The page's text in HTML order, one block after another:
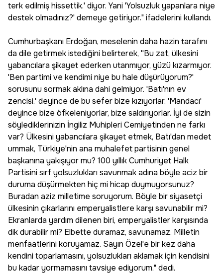
terk edilmiş hissettik.' diyor. Yani 'Yolsuzluk yapanlara niye
destek olmadınız?' demeye getiriyor." ifadelerini kullandı.
Cumhurbaşkanı Erdoğan, meselenin daha hazin tarafını
da dile getirmek istediğini belirterek, ''Bu zat, ülkesini
yabancılara şikayet ederken utanmıyor, yüzü kızarmıyor.
'Ben partimi ve kendimi niye bu hale düşürüyorum?'
sorusunu sormak aklına dahi gelmiyor. 'Batı'nın ev
zencisi.' deyince de bu sefer bize kızıyorlar. 'Mandacı'
deyince bize öfkeleniyorlar, bize saldırıyorlar. İyi de sizin
söylediklerinizin İngiliz Muhipleri Cemiyetinden ne farkı
var? Ülkesini yabancılara şikayet etmek, Batı'dan medet
ummak, Türkiye'nin ana muhalefet partisinin genel
başkanına yakışıyor mu? 100 yıllık Cumhuriyet Halk
Partisini sırf yolsuzlukları savunmak adına böyle aciz bir
duruma düşürmekten hiç mi hicap duymuyorsunuz?
Buradan aziz milletime soruyorum. Böyle bir siyasetçi
ülkesinin çıkarlarını emperyalistlere karşı savunabilir mi?
Ekranlarda yardım dilenen biri, emperyalistler karşısında
dik durabilir mi? Elbette duramaz, savunamaz. Milletin
menfaatlerini koruyamaz. Sayın Özel'e bir kez daha
kendini toparlamasını, yolsuzlukları aklamak için kendisini
bu kadar yormamasını tavsiye ediyorum." dedi.